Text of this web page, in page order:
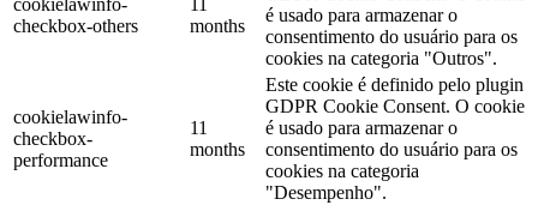
checkbox-others
months
é usado para armazenar o
consentimento do usuário para os
cookies na categoria "Outros".
cookielawinfo-
checkbox-
performance
11
months
Este cookie é definido pelo plugin
GDPR Cookie Consent. O cookie
é usado para armazenar o
consentimento do usuário para os
cookies na categoria
"Desempenho".